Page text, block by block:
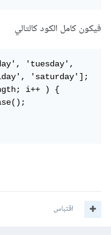
فيكون كامل الكود كالتالي
'tuesday',
'saturday'];
i++ ) {
اقتباس